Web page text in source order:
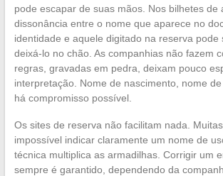
pode escapar de suas mãos. Nos bilhetes de
dissonância entre o nome que aparece no
identidade e aquele digitado na reserva pode
deixá-lo no chão. As companhias não fazem
regras, gravadas em pedra, deixam pouco
interpretação. Nome de nascimento, nome
há compromisso possível.
Os sites de reserva não facilitam nada.
impossível indicar claramente um nome de
técnica multiplica as armadilhas. Corrigir um
sempre é garantido, dependendo da